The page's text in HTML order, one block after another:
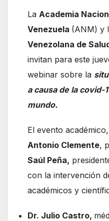
La Academia
Venezuela (ANM) y
Venezolana de
invitan para este
webinar sobre la
a causa de la covid-
mundo.
El evento
Antonio Clemente,
Saúl Peña,
con la intervención
académicos y
Dr. Julio Castro,